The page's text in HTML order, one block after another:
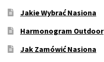
Jakie Wybrać Nasiona
Harmonogram Outdoor
Jak Zamówić Nasiona